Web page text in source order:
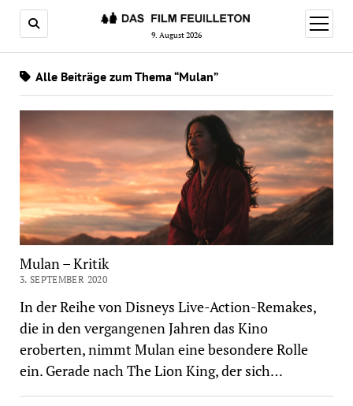
9. August 2026
Menü
öffnen
Alle Beiträge zum Thema “Mulan”
Mulan – Kritik
3. SEPTEMBER 2020
In der Reihe von Disneys Live-Action-Remakes,
die in den vergangenen Jahren das Kino
eroberten, nimmt Mulan eine besondere Rolle
ein. Gerade nach The Lion King, der sich…